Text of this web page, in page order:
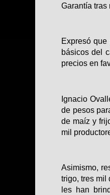
Garantía tras
Expresó
básicos del
precios en
Ignacio
de pesos
de maíz y
mil
Asimismo,
trigo, tres mil
les han